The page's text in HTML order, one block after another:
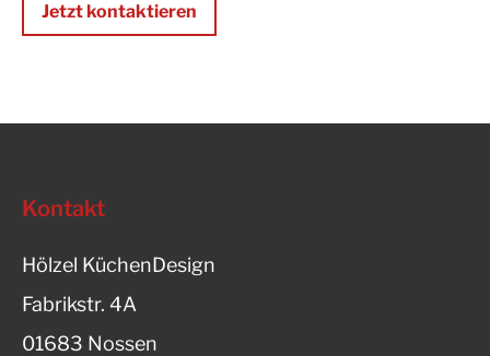
Jetzt kontaktieren
Kontakt
Hölzel KüchenDesign
Fabrikstr. 4A
01683 Nossen